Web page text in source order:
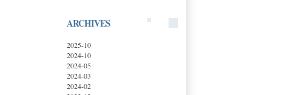
ARCHIVES
2025-10
2024-10
2024-05
2024-03
2024-02